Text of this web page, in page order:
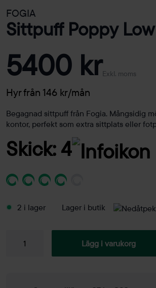
FOGIA
Sittpuff Poppy Low
5400 krExkl. moms
Hyr från 146 kr/mån
Begagnad sittpuff från Fogia. Mångsidig
kontor, perfekt som extra sittplats eller
Skick: 4
2 i lager Lager i butik
Sittpuff
Lägg i varukorg